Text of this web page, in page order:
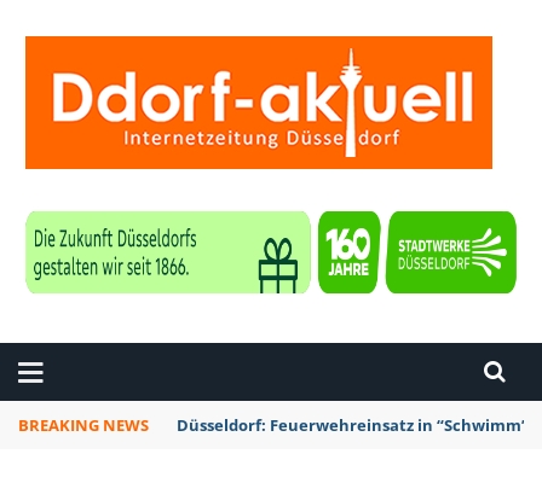
BREAKING NEWS Düsseldorf: Feuerwehreinsatz in “Schwimm’